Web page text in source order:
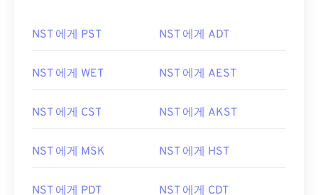
NST 에게 PST NST 에게 ADT
NST 에게 WET NST 에게 AEST
NST 에게 CST NST 에게 AKST
NST 에게 MSK NST 에게 HST
NST 에게 PDT NST 에게 CDT